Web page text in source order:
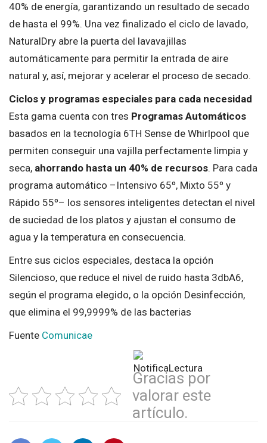
40% de energía, garantizando un resultado de secado
de hasta el 99%. Una vez finalizado el ciclo de lavado,
NaturalDry abre la puerta del lavavajillas
automáticamente para permitir la entrada de aire
natural y, así, mejorar y acelerar el proceso de secado.
Ciclos y programas especiales para cada necesidad
Esta gama cuenta con tres Programas Automáticos
basados en la tecnología 6TH Sense de Whirlpool que
permiten conseguir una vajilla perfectamente limpia y
seca, ahorrando hasta un 40% de recursos. Para cada
programa automático –Intensivo 65º, Mixto 55º y
Rápido 55º– los sensores inteligentes detectan el nivel
de suciedad de los platos y ajustan el consumo de
agua y la temperatura en consecuencia.
Entre sus ciclos especiales, destaca la opción
Silencioso, que reduce el nivel de ruido hasta 3dbA6,
según el programa elegido, o la opción Desinfección,
que elimina el 99,9999% de las bacterias
Fuente Comunicae
Gracias por
valorar este
artículo.